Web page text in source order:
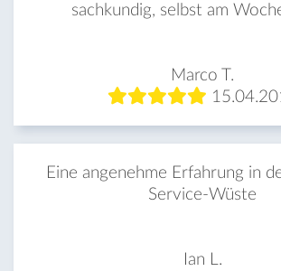
sachkundig, selbst am
Marco T.
Eine angenehme Erfahrung in
Service-Wüste
Ian L.